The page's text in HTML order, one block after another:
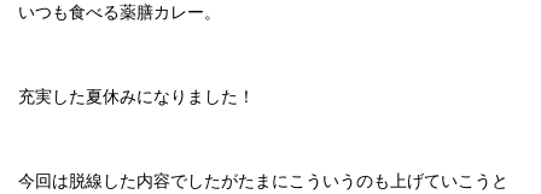
いつも食べる薬膳カレー。
充実した夏休みになりました！
今回は脱線した内容でしたがたまにこういうのも上げていこうと